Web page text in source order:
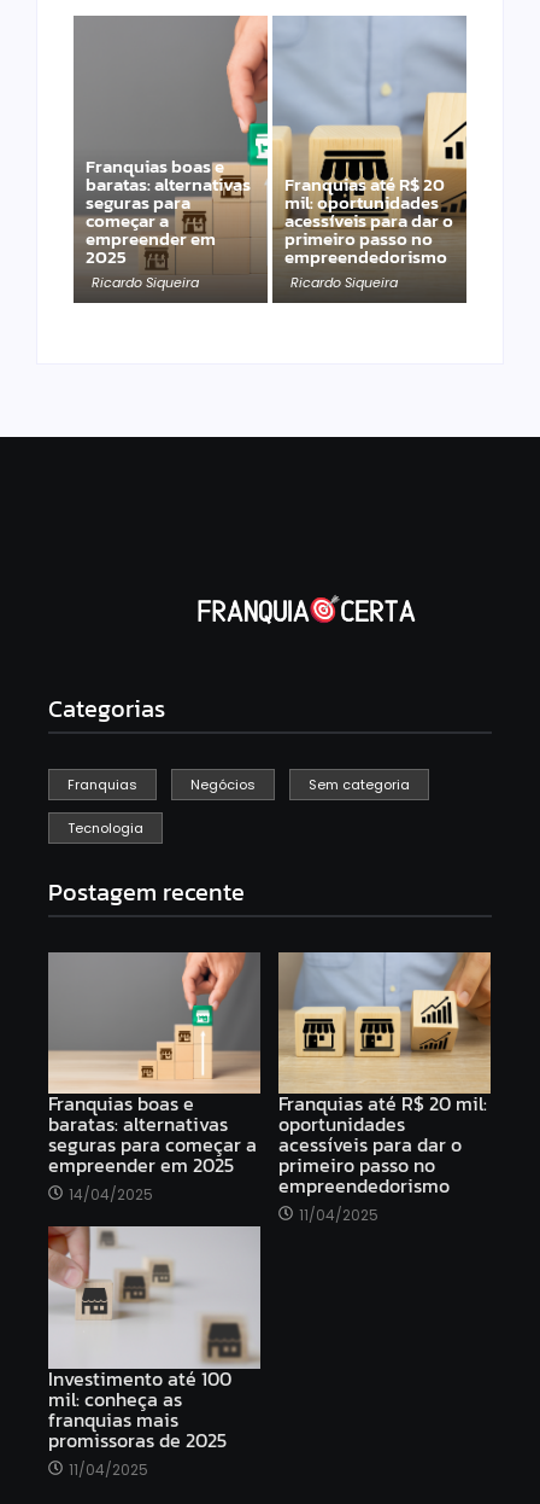
Franquias boas e
baratas: alternativas
seguras para
começar a
empreender em
2025
Ricardo Siqueira
Franquias até R$ 20
mil: oportunidades
acessíveis para dar o
primeiro passo no
empreendedorismo
Ricardo Siqueira
Categorias
Franquias Negócios Sem categoria
Tecnologia
Postagem recente
Franquias boas e
baratas: alternativas
seguras para começar a
empreender em 2025
14/04/2025
Franquias até R$ 20 mil:
oportunidades
acessíveis para dar o
primeiro passo no
empreendedorismo
11/04/2025
Investimento até 100
mil: conheça as
franquias mais
promissoras de 2025
11/04/2025